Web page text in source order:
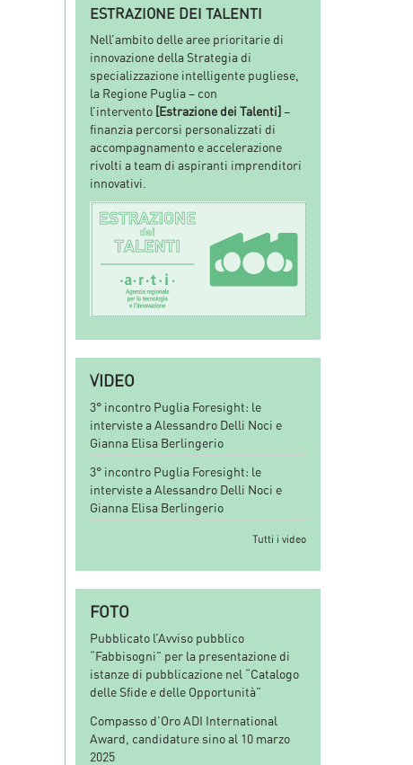
ESTRAZIONE DEI TALENTI
Nell’ambito delle aree prioritarie di
innovazione della Strategia di
specializzazione intelligente pugliese,
la Regione Puglia – con
l’intervento [Estrazione dei Talenti]–
finanzia percorsi personalizzati di
accompagnamento e accelerazione
rivolti a team di aspiranti imprenditori
innovativi.
VIDEO
3° incontro Puglia Foresight: le
interviste a Alessandro Delli Noci e
Gianna Elisa Berlingerio
3° incontro Puglia Foresight: le
interviste a Alessandro Delli Noci e
Gianna Elisa Berlingerio
Tutti i video
FOTO
Pubblicato l’Avviso pubblico
“Fabbisogni” per la presentazione di
istanze di pubblicazione nel “Catalogo
delle Sfide e delle Opportunità”
Compasso d’Oro ADI International
Award, candidature sino al 10 marzo
2025